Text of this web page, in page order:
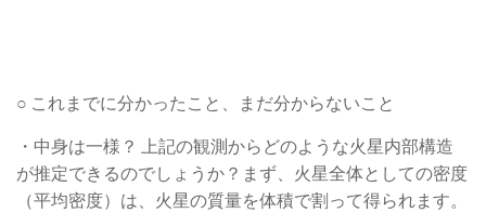
○ これまでに分かったこと、まだ分からないこと
・中身は一様？ 上記の観測からどのような火星内部構造
が推定できるのでしょうか？まず、火星全体としての密度
（平均密度）は、火星の質量を体積で割って得られます。